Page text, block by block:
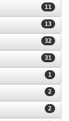
11
13
32
31
1
2
2